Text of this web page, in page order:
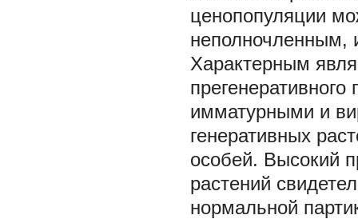
ценопопуляции
неполночленным,
Характерным
имматурными и
генеративных
особей. Высокий
растений
нормальной